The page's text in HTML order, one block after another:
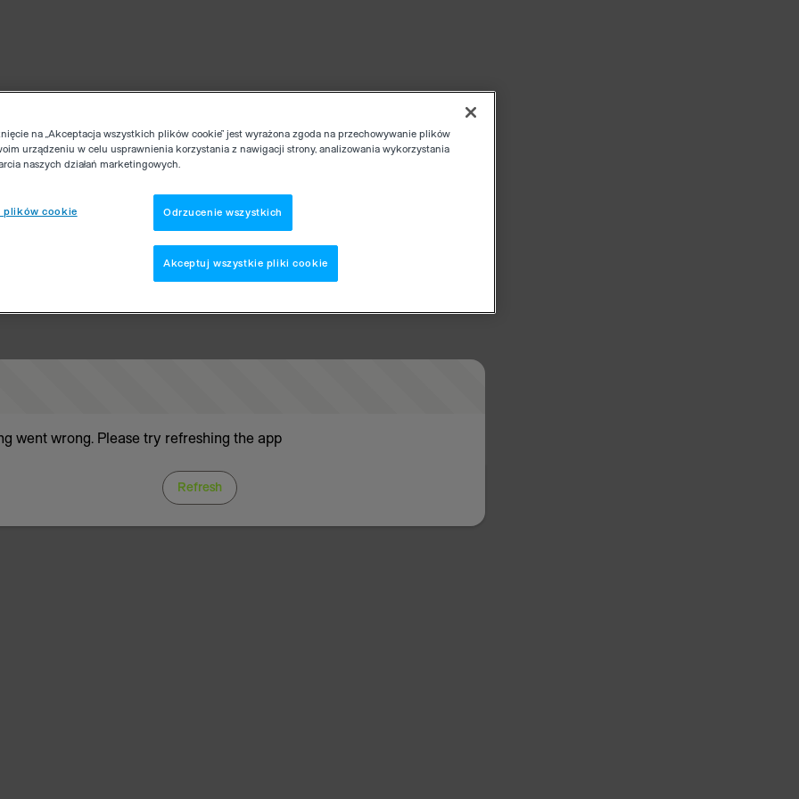
went wrong. Please try refreshing the app
Refresh
na „Akceptacja wszystkich plików cookie” jest wyrażona zgoda na przechowywanie plików
urządzeniu w celu usprawnienia korzystania z nawigacji strony, analizowania wykorzystania
naszych działań marketingowych.
plików cookie Odrzucenie wszystkich
Akceptuj wszystkie pliki cookie